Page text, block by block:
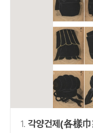
검색
연산자
AND
OR
NOT
동시에 여
1. 각양건제(各樣